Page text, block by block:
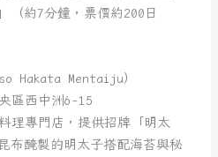
（約7分鐘，票價約200日
Hakata Mentaiju）
區西中洲6-15
理專門店，提供招牌「明太
布醃製的明太子搭配海苔與秘